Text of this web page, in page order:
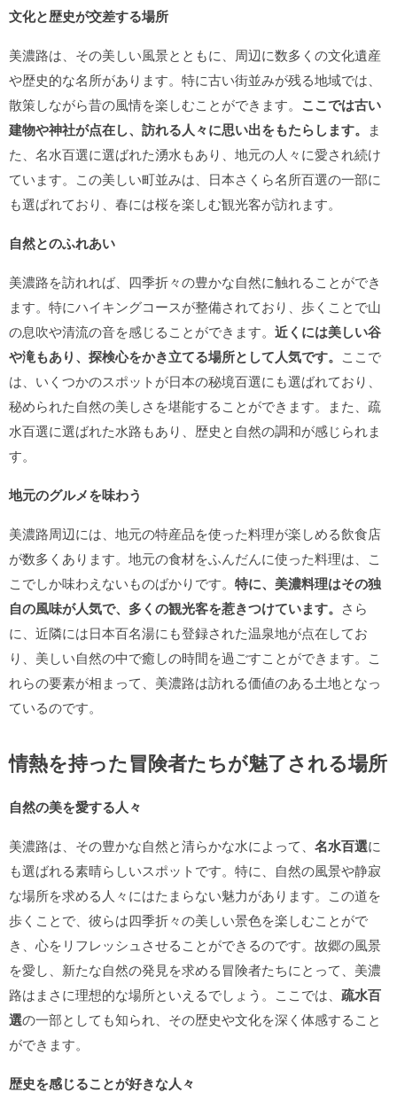
文化と歴史が交差する場所
美濃路は、その美しい風景とともに、周辺に数多くの文化遺産
や歴史的な名所があります。特に古い街並みが残る地域では、
散策しながら昔の風情を楽しむことができます。 ここでは古い
建物や神社が点在し、訪れる人々に思い出をもたらします。 ま
た、名水百選に選ばれた湧水もあり、地元の人々に愛され続け
ています。この美しい町並みは、日本さくら名所百選の一部に
も選ばれており、春には桜を楽しむ観光客が訪れます。
自然とのふれあい
美濃路を訪れれば、四季折々の豊かな自然に触れることができ
ます。特にハイキングコースが整備されており、歩くことで山
の息吹や清流の音を感じることができます。 近くには美しい谷
や滝もあり、探検心をかき立てる場所として人気です。 ここで
は、いくつかのスポットが日本の秘境百選にも選ばれており、
秘められた自然の美しさを堪能することができます。また、疏
水百選に選ばれた水路もあり、歴史と自然の調和が感じられま
す。
地元のグルメを味わう
美濃路周辺には、地元の特産品を使った料理が楽しめる飲食店
が数多くあります。地元の食材をふんだんに使った料理は、こ
こでしか味わえないものばかりです。 特に、美濃料理はその独
自の風味が人気で、多くの観光客を惹きつけています。 さら
に、近隣には日本百名湯にも登録された温泉地が点在してお
り、美しい自然の中で癒しの時間を過ごすことができます。こ
れらの要素が相まって、美濃路は訪れる価値のある土地となっ
ているのです。
情熱を持った冒険者たちが魅了される場所
自然の美を愛する人々
美濃路は、その豊かな自然と清らかな水によって、 名水百選に
も選ばれる素晴らしいスポットです。特に、自然の風景や静寂
な場所を求める人々にはたまらない魅力があります。この道を
歩くことで、彼らは四季折々の美しい景色を楽しむことがで
き、心をリフレッシュさせることができるのです。故郷の風景
を愛し、新たな自然の発見を求める冒険者たちにとって、美濃
路はまさに理想的な場所といえるでしょう。ここでは、 疏水百
選の一部としても知られ、その歴史や文化を深く体感すること
ができます。
歴史を感じることが好きな人々